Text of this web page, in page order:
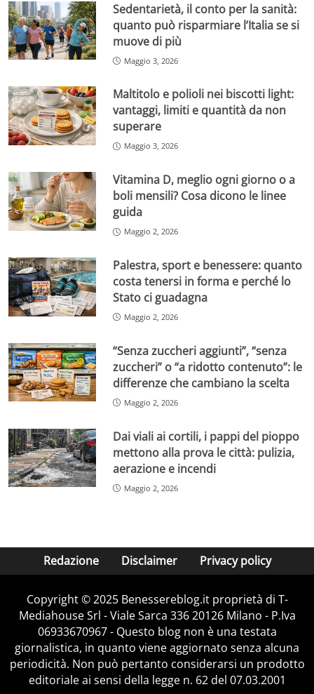
Sedentarietà, il conto per la sanità:
quanto può risparmiare l’Italia se si
muove di più
Maggio 3, 2026
Maltitolo e polioli nei biscotti light:
vantaggi, limiti e quantità da non
superare
Maggio 3, 2026
Vitamina D, meglio ogni giorno o a
boli mensili? Cosa dicono le linee
guida
Maggio 2, 2026
Palestra, sport e benessere: quanto
costa tenersi in forma e perché lo
Stato ci guadagna
Maggio 2, 2026
“Senza zuccheri aggiunti”, “senza
zuccheri” o “a ridotto contenuto”: le
differenze che cambiano la scelta
Maggio 2, 2026
Dai viali ai cortili, i pappi del pioppo
mettono alla prova le città: pulizia,
aerazione e incendi
Maggio 2, 2026
Redazione Disclaimer Privacy policy
Copyright © 2025 Benessereblog.it proprietà di T-
Mediahouse Srl - Viale Sarca 336 20126 Milano - P.Iva
06933670967 - Questo blog non è una testata
giornalistica, in quanto viene aggiornato senza alcuna
periodicità. Non può pertanto considerarsi un prodotto
editoriale ai sensi della legge n. 62 del 07.03.2001